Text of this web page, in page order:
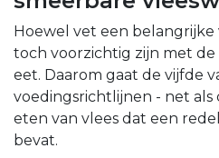
Hoewel vet een belangrijke
toch voorzichtig zijn met
eet. Daarom gaat de vijfde
voedingsrichtlijnen - net als
eten van vlees dat een
bevat.